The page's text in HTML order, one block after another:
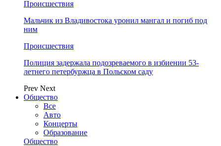
Происшествия
Мальчик из Владивостока уронил мангал и погиб под
ним
Происшествия
Полиция задержала подозреваемого в избиении 53-
летнего петербуржца в Польском саду
Prev Next
Общество
Все
Авто
Концерты
Образование
Общество